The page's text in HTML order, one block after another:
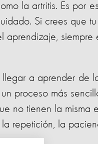
la artritis. Es por
Si crees que
siempre
a aprender de
proceso más
no tienen la misma
repetición, la